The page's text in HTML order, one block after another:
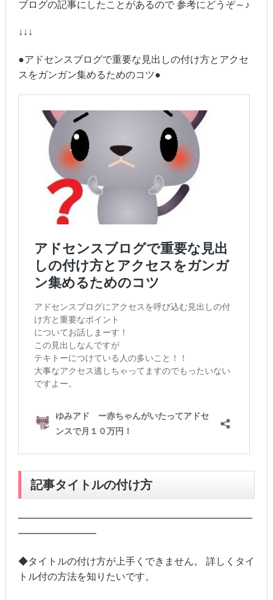
ブログの記事にしたことがあるので 参考にどうぞ～♪
↓↓↓
●アドセンスブログで重要な見出しの付け方とアクセ
スをガンガン集めるためのコツ●
記事タイトルの付け方
━━━━━━━━━━━━━━━━━━━━━━━━
━━━━━━━━
◆タイトルの付け方が上手くできません。 詳しくタイ
トル付の方法を知りたいです。